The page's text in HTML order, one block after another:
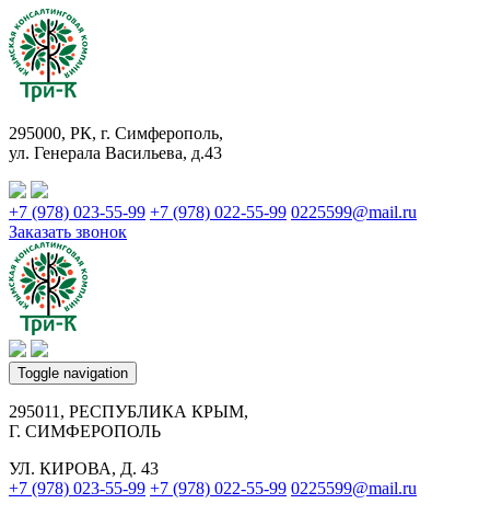
295000, РК, г. Симферополь,
ул. Генерала Васильева, д.43
+7 (978) 023-55-99 +7 (978) 022-55-99 0225599@mail.ru
Заказать звонок
Toggle navigation
295011, РЕСПУБЛИКА КРЫМ,
Г. СИМФЕРОПОЛЬ
УЛ. КИРОВА, Д. 43
+7 (978) 023-55-99 +7 (978) 022-55-99 0225599@mail.ru